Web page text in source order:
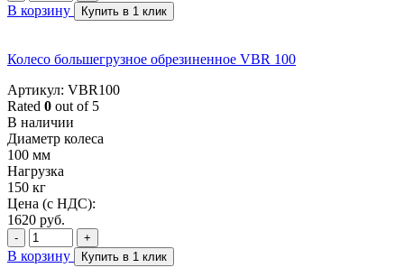
В корзину Купить в 1 клик
Колесо большегрузное обрезиненное VBR 100
Артикул: VBR100
Rated 0 out of 5
В наличии
Диаметр колеса
100 мм
Нагрузка
150 кг
Цена (с НДС):
1620 руб.
- +
В корзину Купить в 1 клик